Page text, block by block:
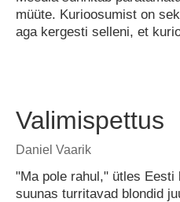
müüte. Kurioosumist on
aga kergesti selleni, et
Valimispettus
Daniel Vaarik
"Ma pole rahul," ütles
suunas turritavad blondid